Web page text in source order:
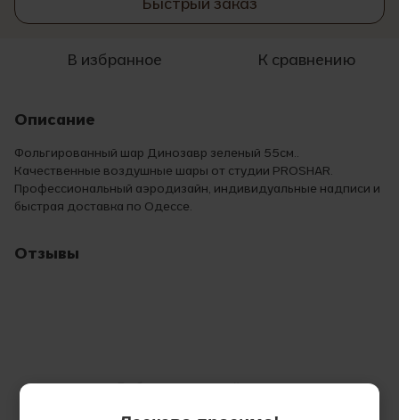
В избранное К сравнению
Описание
Фольгированный шар Динозавр зеленый 55см..
Качественные воздушные шары от студии PROSHAR.
Профессиональный аэродизайн, индивидуальные надписи и
быстрая доставка по Одессе.
Отзывы
Добавьте первый отзыв